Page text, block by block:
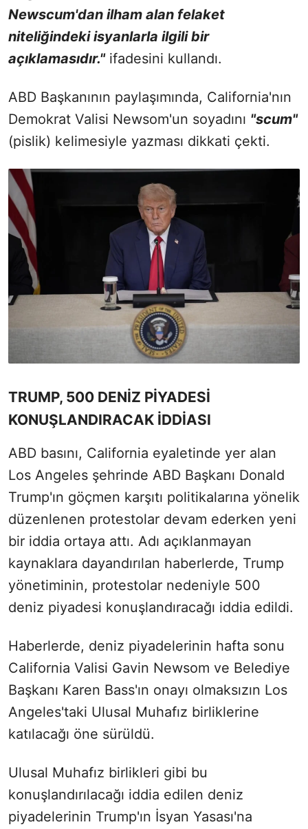
Newscum'dan ilham alan felaket
niteliğindeki isyanlarla ilgili bir
açıklamasıdır."ifadesini kullandı.
ABD Başkanının paylaşımında, California'nın
Demokrat Valisi Newsom'un soyadını "scum"
(pislik) kelimesiyle yazması dikkati çekti.
TRUMP, 500 DENİZ PİYADESİ
KONUŞLANDIRACAK İDDİASI
ABD basını, California eyaletinde yer alan
Los Angeles şehrinde ABD Başkanı Donald
Trump'ın göçmen karşıtı politikalarına yönelik
düzenlenen protestolar devam ederken yeni
bir iddia ortaya attı. Adı açıklanmayan
kaynaklara dayandırılan haberlerde, Trump
yönetiminin, protestolar nedeniyle 500
deniz piyadesi konuşlandıracağı iddia edildi.
Haberlerde, deniz piyadelerinin hafta sonu
California Valisi Gavin Newsom ve Belediye
Başkanı Karen Bass'ın onayı olmaksızın Los
Angeles'taki Ulusal Muhafız birliklerine
katılacağı öne sürüldü.
Ulusal Muhafız birlikleri gibi bu
konuşlandırılacağı iddia edilen deniz
piyadelerinin Trump'ın İsyan Yasası'na